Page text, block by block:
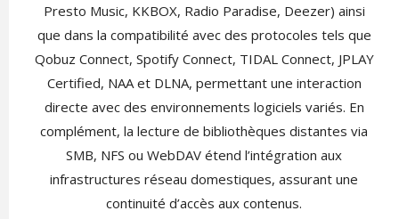
Presto Music, KKBOX, Radio Paradise, Deezer) ainsi
que dans la compatibilité avec des protocoles tels que
Qobuz Connect, Spotify Connect, TIDAL Connect, JPLAY
Certified, NAA et DLNA, permettant une interaction
directe avec des environnements logiciels variés. En
complément, la lecture de bibliothèques distantes via
SMB, NFS ou WebDAV étend l’intégration aux
infrastructures réseau domestiques, assurant une
continuité d’accès aux contenus.